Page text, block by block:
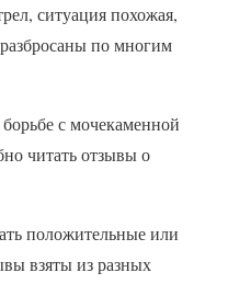
ситуация похожая,
по многим
с мочекаменной
читать отзывы о
положительные или
взяты из разных